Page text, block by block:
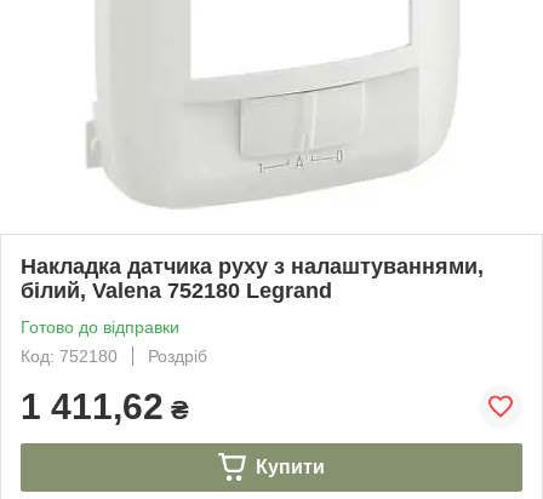
Накладка датчика руху з налаштуваннями,
білий, Valena 752180 Legrand
Готово до відправки
Код: 752180
Роздріб
1 411,62 ₴
Купити